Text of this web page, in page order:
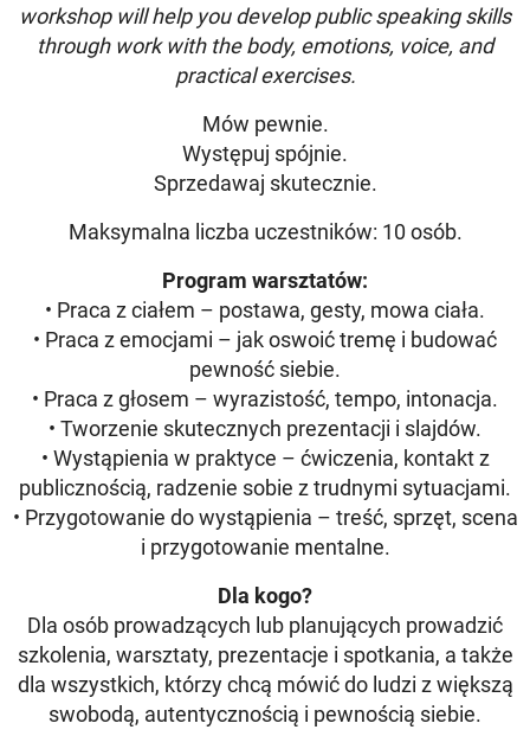
workshop will help you develop public speaking skills
through work with the body, emotions, voice, and
practical exercises.
Mów pewnie.
Występuj spójnie.
Sprzedawaj skutecznie.
Maksymalna liczba uczestników: 10 osób.
Program warsztatów:
• Praca z ciałem – postawa, gesty, mowa ciała.
• Praca z emocjami – jak oswoić tremę i budować
pewność siebie.
• Praca z głosem – wyrazistość, tempo, intonacja.
• Tworzenie skutecznych prezentacji i slajdów.
• Wystąpienia w praktyce – ćwiczenia, kontakt z
publicznością, radzenie sobie z trudnymi sytuacjami.
• Przygotowanie do wystąpienia – treść, sprzęt, scena
i przygotowanie mentalne.
Dla kogo?
Dla osób prowadzących lub planujących prowadzić
szkolenia, warsztaty, prezentacje i spotkania, a także
dla wszystkich, którzy chcą mówić do ludzi z większą
swobodą, autentycznością i pewnością siebie.